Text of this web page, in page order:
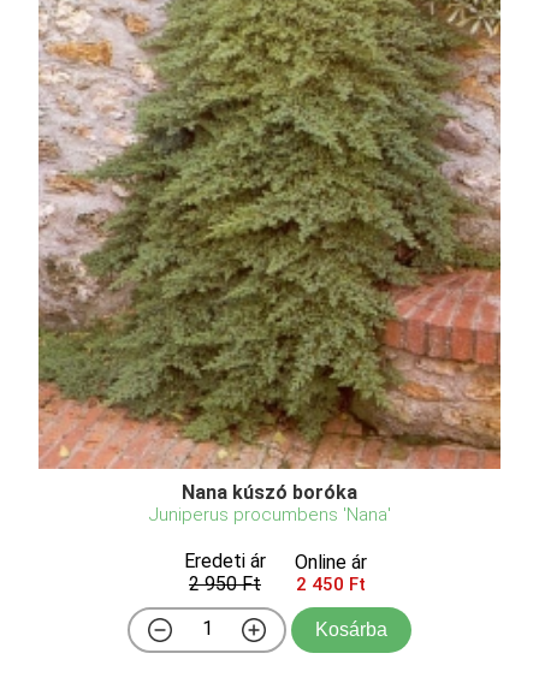
Nana kúszó boróka
Juniperus procumbens 'Nana'
Eredeti ár
2 950 Ft
Online ár
2 450 Ft
Kosárba